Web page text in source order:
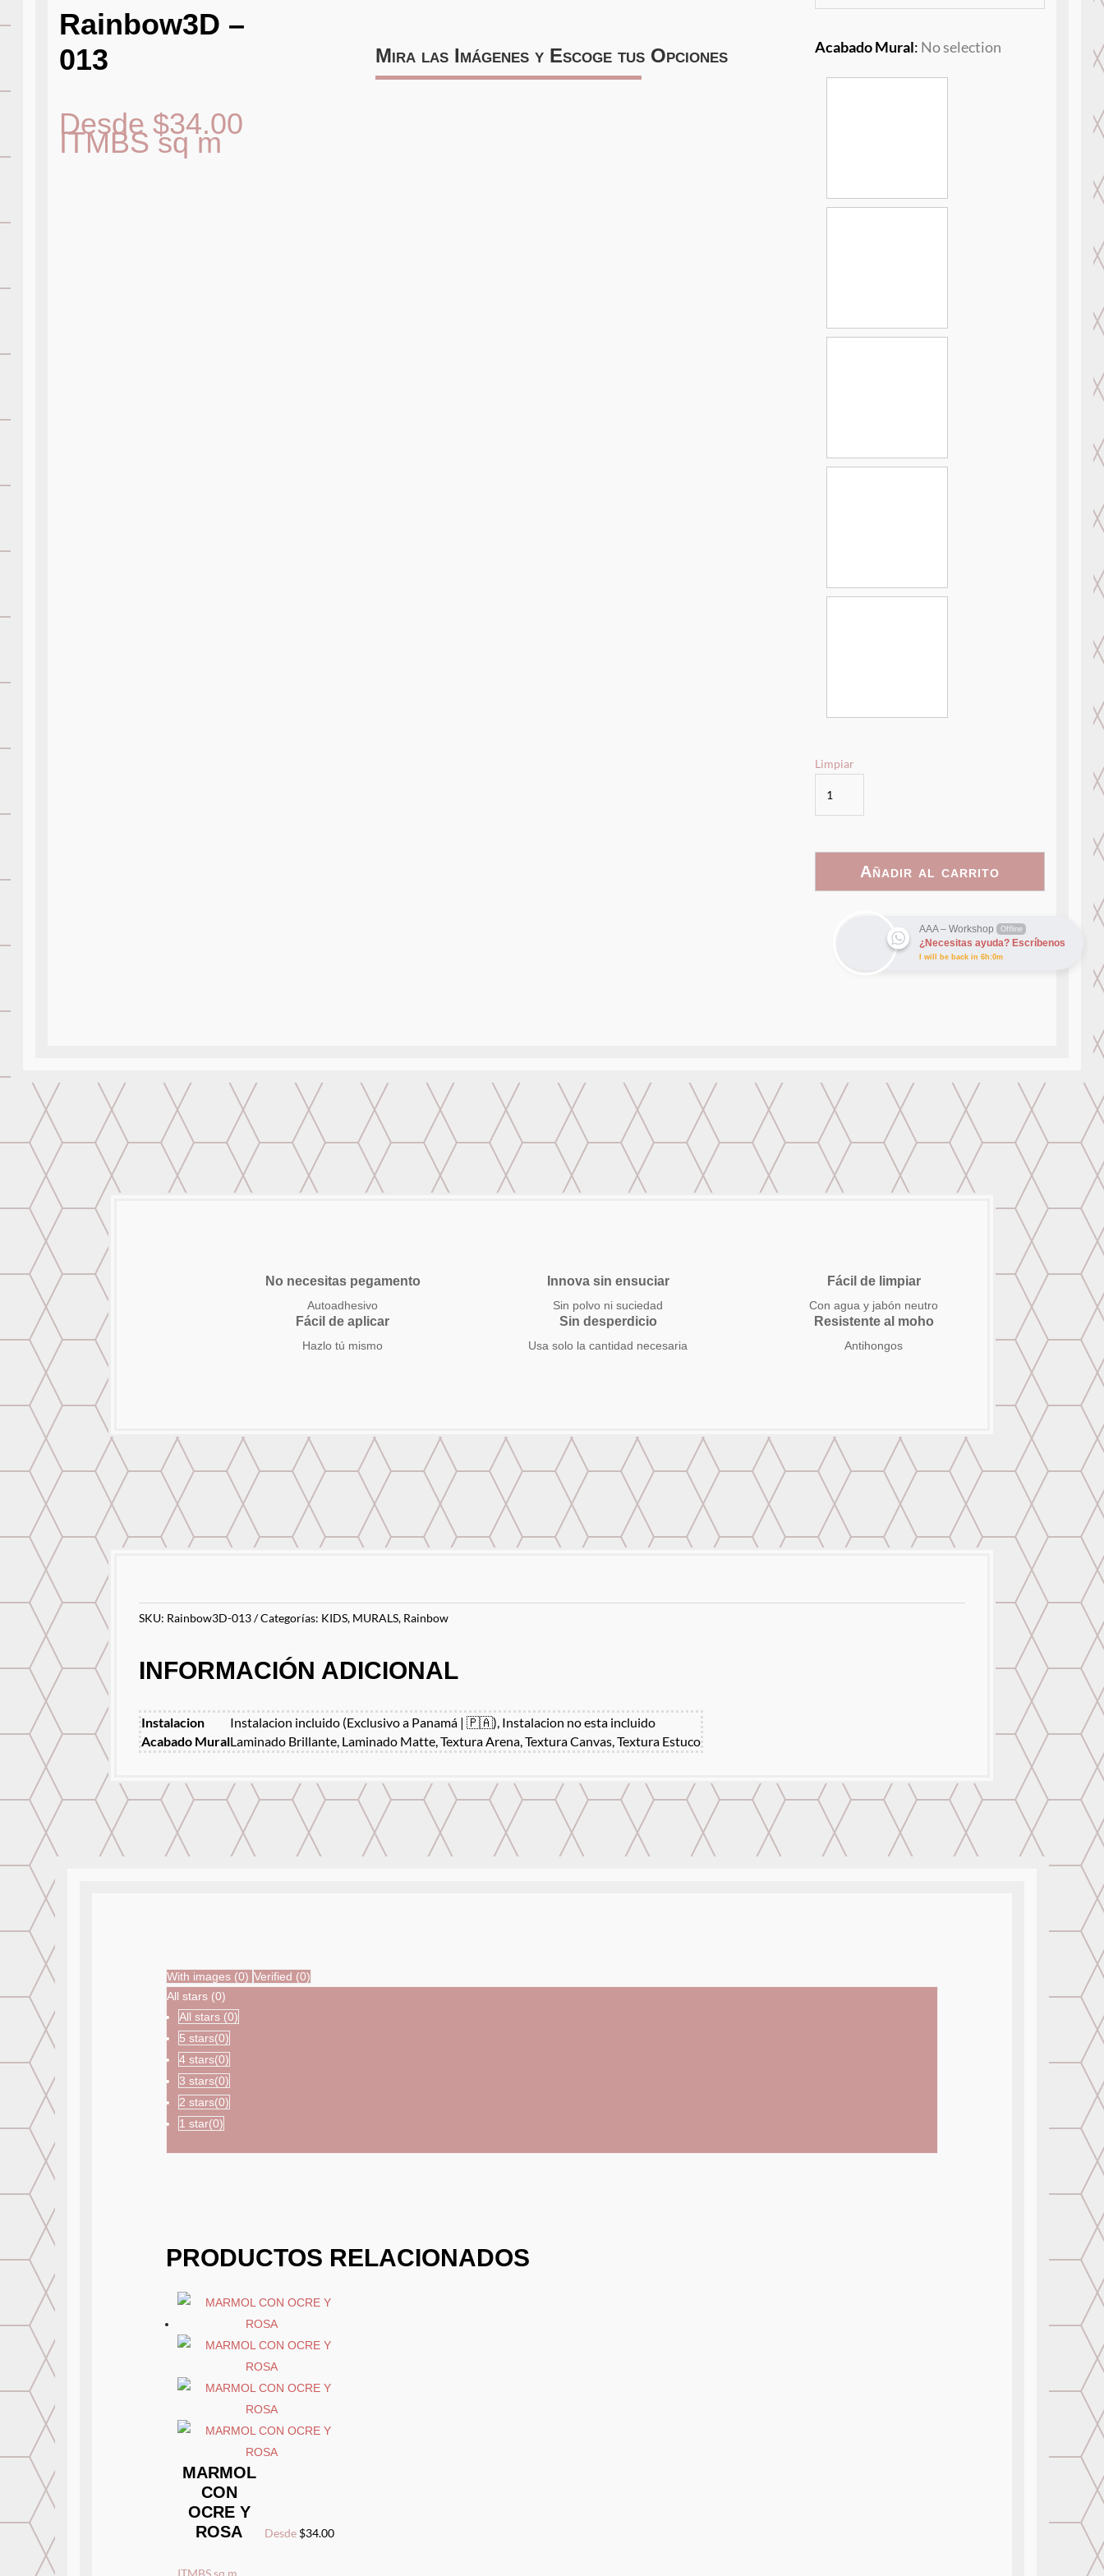
Rainbow3D –
013
Desde $34.00
ITMBSsq m
Mira las Imágenes y Escoge tus Opciones Acabado Mural: No selection
Limpiar
013
Añadir al carrito
AAA – Workshop Offline
¿Necesitas ayuda? Escríbenos
I will be back in 6h:0m
No necesitas pegamento
Autoadhesivo
Fácil de aplicar
Hazlo tú mismo
Innova sin ensuciar
Sin polvo ni suciedad
Sin desperdicio
Usa solo la cantidad necesaria
Fácil de limpiar
Con agua y jabón neutro
Resistente al moho
Antihongos
SKU: Rainbow3D-013 Categorías: KIDS, MURALS, Rainbow
INFORMACIÓN ADICIONAL
Instalacion
Instalacion incluido (Exclusivo a Panamá | 🇵🇦), Instalacion no esta incluido
Acabado MuralLaminado Brillante, Laminado Matte, Textura Arena, Textura Canvas, Textura Estuco
With images (0) Verified (0)
All stars (0)
All stars (0)
5 stars(0)
4 stars(0)
3 stars(0)
2 stars(0)
1 star(0)
PRODUCTOS RELACIONADOS
MARMOL
CON
OCRE Y
ROSA
Desde $34.00